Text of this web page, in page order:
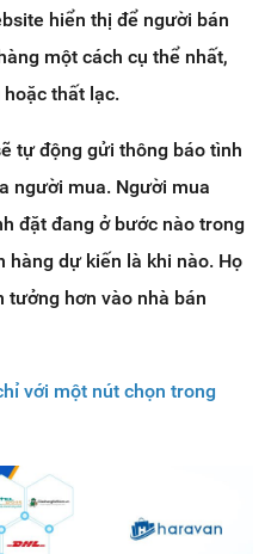
hiển thị để người bán
một cách cụ thể nhất,
thất lạc.
tự động gửi thông báo tình
người mua. Người mua
đặt đang ở bước nào trong
hàng dự kiến là khi nào. Họ
tưởng hơn vào nhà bán
với một nút chọn trong